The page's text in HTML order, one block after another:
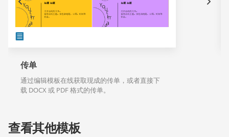
传单
通过编辑模板在线获取现成的传单，或者直接下
载 DOCX 或 PDF 格式的传单。
查看其他模板